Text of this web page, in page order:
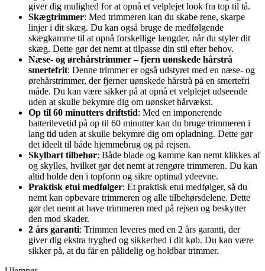
giver dig mulighed for at opnå et velplejet look fra top til tå.
Skægtrimmer: Med trimmeren kan du skabe rene, skarpe
linjer i dit skæg. Du kan også bruge de medfølgende
skægkamme til at opnå forskellige længder, når du styler dit
skæg. Dette gør det nemt at tilpasse din stil efter behov.
Næse- og ørehårstrimmer – fjern uønskede hårstrå
smertefrit: Denne trimmer er også udstyret med en næse- og
ørehårstrimmer, der fjerner uønskede hårstrå på en smertefri
måde. Du kan være sikker på at opnå et velplejet udseende
uden at skulle bekymre dig om uønsket hårvækst.
Op til 60 minutters driftstid: Med en imponerende
batterilevetid på op til 60 minutter kan du bruge trimmeren i
lang tid uden at skulle bekymre dig om opladning. Dette gør
det ideelt til både hjemmebrug og på rejsen.
Skylbart tilbehør: Både blade og kamme kan nemt klikkes af
og skylles, hvilket gør det nemt at rengøre trimmeren. Du kan
altid holde den i topform og sikre optimal ydeevne.
Praktisk etui medfølger: Et praktisk etui medfølger, så du
nemt kan opbevare trimmeren og alle tilbehørsdelene. Dette
gør det nemt at have trimmeren med på rejsen og beskytter
den mod skader.
2 års garanti: Trimmen leveres med en 2 års garanti, der
giver dig ekstra tryghed og sikkerhed i dit køb. Du kan være
sikker på, at du får en pålidelig og holdbar trimmer.